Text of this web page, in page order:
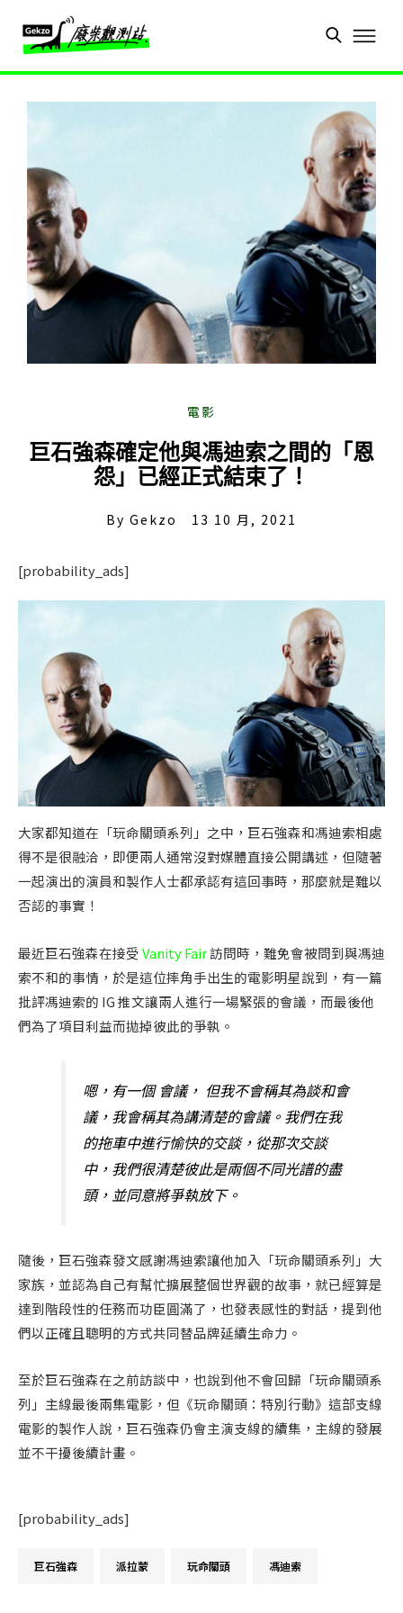
巨石強森確定他與馮迪索之間的「恩
怨」已經正式結束了！
By Gekzo 13 10 月, 2021
[probability_ads]
大家都知道在「玩命關頭系列」之中，巨石強森和馮迪索相處
得不是很融洽，即便兩人通常沒對媒體直接公開講述，但隨著
一起演出的演員和製作人士都承認有這回事時，那麼就是難以
否認的事實！
最近巨石強森在接受 Vanity Fair訪問時，難免會被問到與馮迪
索不和的事情，於是這位摔角手出生的電影明星說到，有一篇
批評馮迪索的 IG 推文讓兩人進行一場緊張的會議，而最後他
們為了項目利益而拋掉彼此的爭執。
嗯，有一個 會議， 但我不會稱其為談和會
議，我會稱其為講清楚的會議。我們在我
的拖車中進行愉快的交談，從那次交談
中，我們很清楚彼此是兩個不同光譜的盡
頭，並同意將爭執放下。
隨後，巨石強森發文感謝馮迪索讓他加入「玩命關頭系列」大
家族，並認為自己有幫忙擴展整個世界觀的故事，就已經算是
達到階段性的任務而功臣圓滿了，也發表感性的對話，提到他
們以正確且聰明的方式共同替品牌延續生命力。
至於巨石強森在之前訪談中，也說到他不會回歸「玩命關頭系
列」主線最後兩集電影，但《玩命關頭：特別行動》這部支線
電影的製作人說，巨石強森仍會主演支線的續集，主線的發展
並不干擾後續計畫。
[probability_ads]